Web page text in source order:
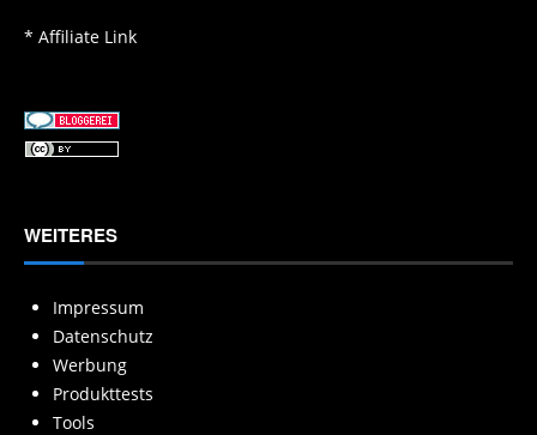
* Affiliate Link
WEITERES
Impressum
Datenschutz
Werbung
Produkttests
Tools